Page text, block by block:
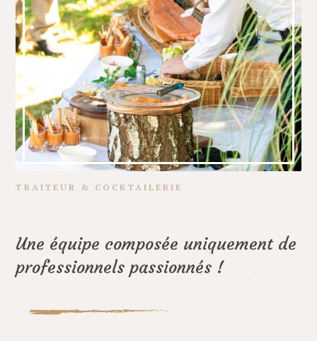
TRAITEUR & COCKTAILERIE
Une équipe composée uniquement de
professionnels passionnés !